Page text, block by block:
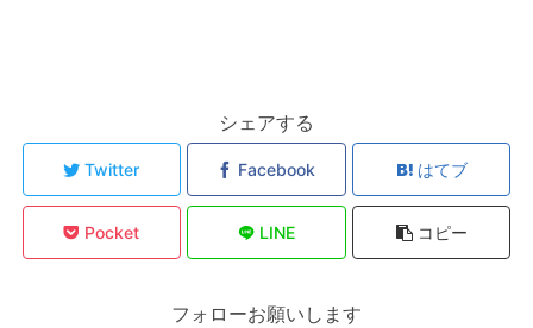
シェアする
Twitter Facebook はてブ
Pocket LINE コピー
フォローお願いします